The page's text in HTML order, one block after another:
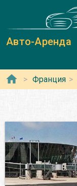
Авто-Аренда
Франция